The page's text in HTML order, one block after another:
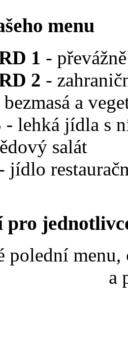
menu
1 -
2 -
bezmasá a
- lehká jídla s
salát
jídlo
pro
polední menu,
a